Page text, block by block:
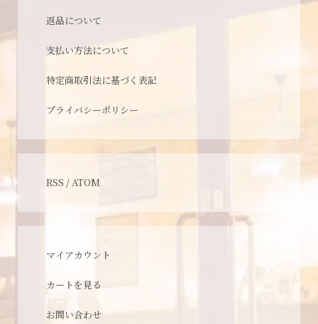
返品について
支払い方法について
特定商取引法に基づく表記
プライバシーポリシー
RSS /ATOM
マイアカウント
カートを見る
お問い合わせ